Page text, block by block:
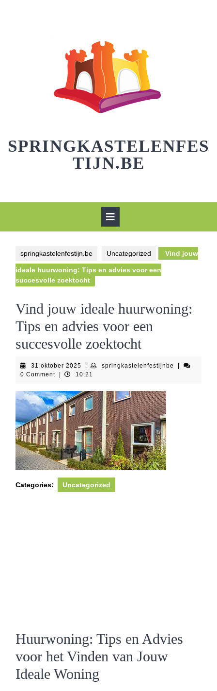
SPRINGKASTELENFES
TIJN.BE
springkastelenfestijn.be Uncategorized Vind jouw
ideale huurwoning: Tips en advies voor een
succesvolle zoektocht
Vind jouw ideale huurwoning:
Tips en advies voor een
succesvolle zoektocht
31 oktober 2025 31
oktober
springkastelenfestijnbe
0 Comment
10:21
Categories: Uncategorized
Huurwoning: Tips en Advies
voor het Vinden van Jouw
Ideale Woning